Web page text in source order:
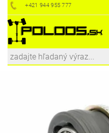
+421 944 955 777